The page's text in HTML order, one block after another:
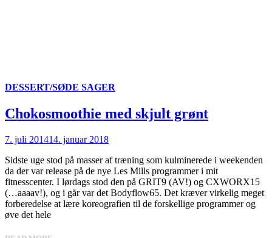
DESSERT/SØDE SAGER
Chokosmoothie med skjult grønt
7. juli 201414. januar 2018
Sidste uge stod på masser af træning som kulminerede i weekenden
da der var release på de nye Les Mills programmer i mit
fitnesscenter. I lørdags stod den på GRIT9 (AV!) og CXWORX15
(…aaaav!), og i går var det Bodyflow65. Det kræver virkelig meget
forberedelse at lære koreografien til de forskellige programmer og
øve det hele